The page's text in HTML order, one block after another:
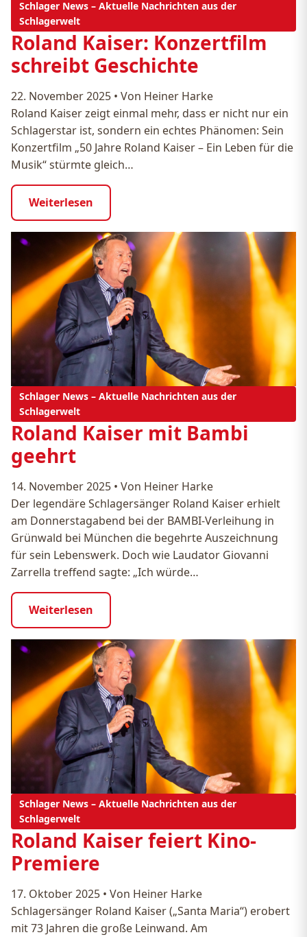
Schlager News – Aktuelle Nachrichten aus der
Schlagerwelt
Roland Kaiser: Konzertfilm
schreibt Geschichte
22. November 2025 • Von Heiner Harke
Roland Kaiser zeigt einmal mehr, dass er nicht nur ein
Schlagerstar ist, sondern ein echtes Phänomen: Sein
Konzertfilm „50 Jahre Roland Kaiser – Ein Leben für die
Musik“ stürmte gleich…
Weiterlesen
Schlager News – Aktuelle Nachrichten aus der
Schlagerwelt
Roland Kaiser mit Bambi
geehrt
14. November 2025 • Von Heiner Harke
Der legendäre Schlagersänger Roland Kaiser erhielt
am Donnerstagabend bei der BAMBI-Verleihung in
Grünwald bei München die begehrte Auszeichnung
für sein Lebenswerk. Doch wie Laudator Giovanni
Zarrella treffend sagte: „Ich würde…
Weiterlesen
Schlager News – Aktuelle Nachrichten aus der
Schlagerwelt
Roland Kaiser feiert Kino-
Premiere
17. Oktober 2025 • Von Heiner Harke
Schlagersänger Roland Kaiser („Santa Maria“) erobert
mit 73 Jahren die große Leinwand. Am